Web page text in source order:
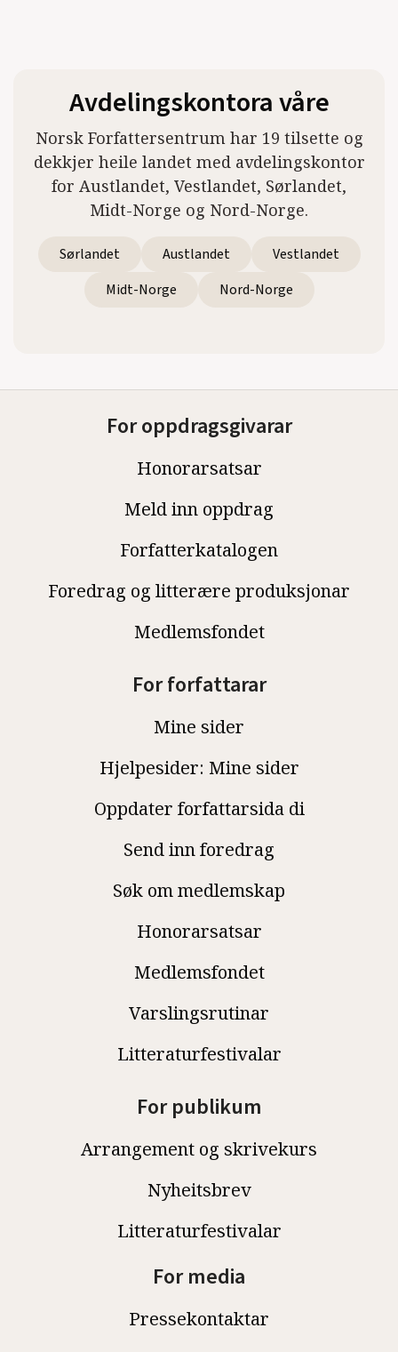
Avdelingskontora våre
Norsk Forfattersentrum har 19 tilsette og
dekkjer heile landet med avdelingskontor
for Austlandet, Vestlandet, Sørlandet,
Midt-Norge og Nord-Norge.
Sørlandet Austlandet
Vestlandet
Midt-Norge
Nord-Norge
For oppdragsgivarar
Honorarsatsar
Meld inn oppdrag
Forfatterkatalogen
Foredrag og litterære produksjonar
Medlemsfondet
For forfattarar
Mine sider
Hjelpesider: Mine sider
Oppdater forfattarsida di
Send inn foredrag
Søk om medlemskap
Honorarsatsar
Medlemsfondet
Varslingsrutinar
Litteraturfestivalar
For publikum
Arrangement og skrivekurs
Nyheitsbrev
Litteraturfestivalar
For media
Pressekontaktar